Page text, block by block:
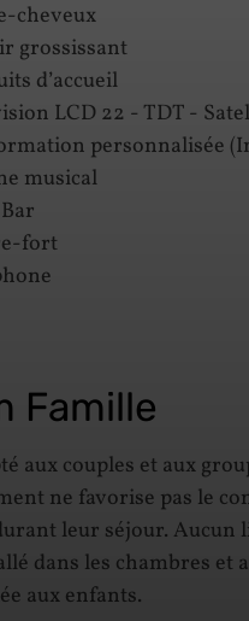
cheveux
grossissant
d’accueil
LCD 22 - TDT -
personnalisée
musical
fort
Famille
aux couples et aux
ne favorise pas le
leur séjour. Aucun
dans les chambres et
aux enfants.